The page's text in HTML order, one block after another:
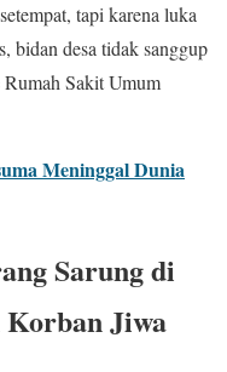
tapi karena luka
bidan desa tidak sanggup
Sakit Umum
Meninggal Dunia
Sarung di
Korban Jiwa